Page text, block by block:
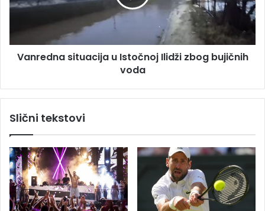
l
s
k
š
a
n
a
v
i
d
s
i
u
I
s
t
o
Vanredna situacija u Istočnoj Ilidži zbog bujičnih
voda
Slični tekstovi